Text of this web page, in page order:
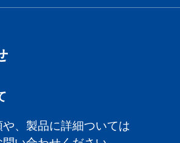
、製品に詳細ついては